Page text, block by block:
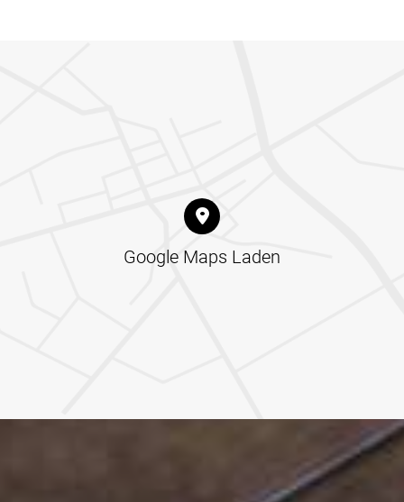
Google Maps Laden